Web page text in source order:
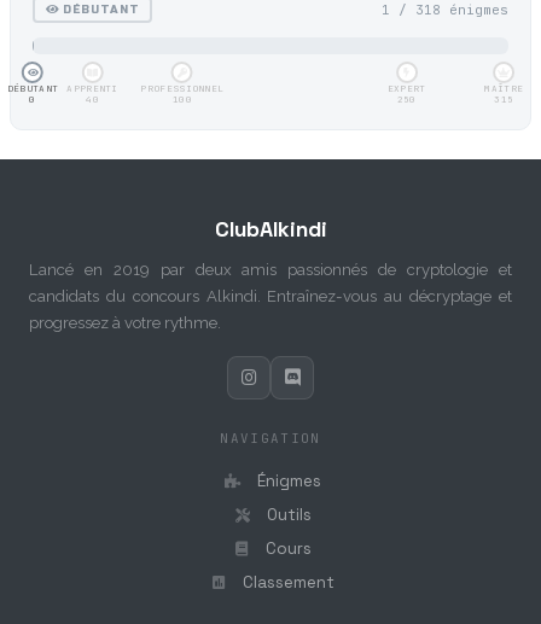
DÉBUTANT 1 / 318 énigmes
DÉBUTANT
0
APPRENTI
40
PROFESSIONNEL
100
EXPERT
250
MAÎTRE
315
ClubAlkindi
Lancé en 2019 par deux amis passionnés de cryptologie et
candidats du concours Alkindi. Entraînez-vous au décryptage et
progressez à votre rythme.
NAVIGATION
Énigmes
Outils
Cours
Classement